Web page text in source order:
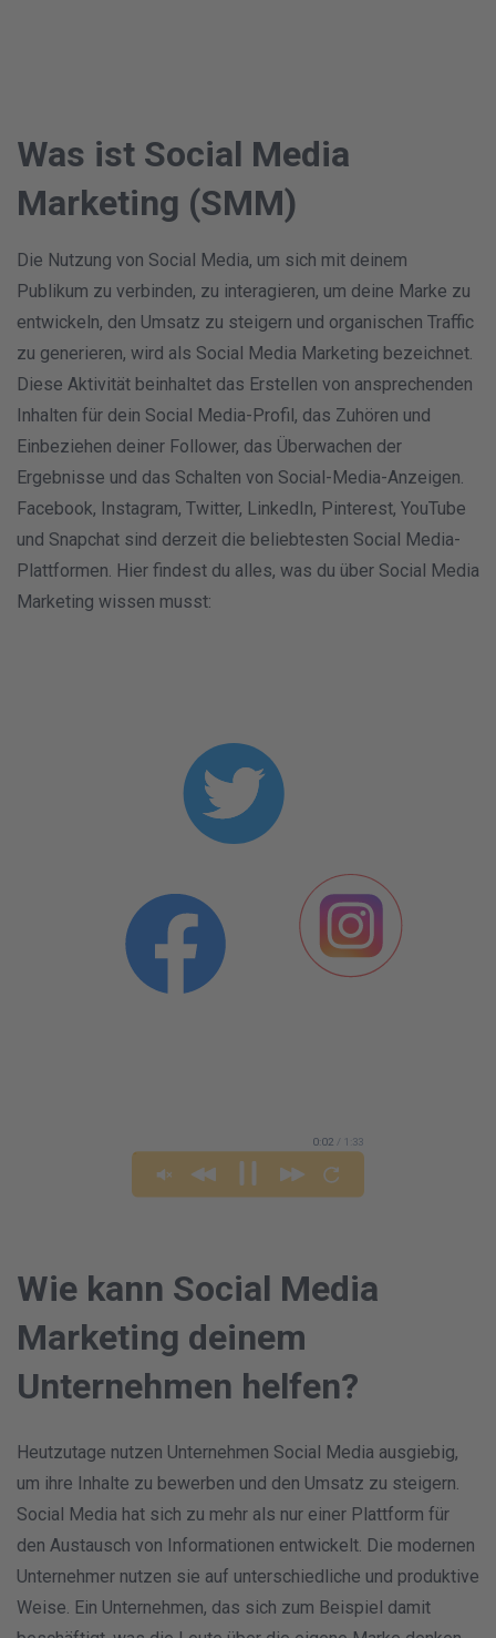
Was ist Social Media
Marketing (SMM)
Die Nutzung von Social Media, um sich mit deinem
Publikum zu verbinden, zu interagieren, um deine Marke zu
entwickeln, den Umsatz zu steigern und organischen Traffic
zu generieren, wird als Social Media Marketing bezeichnet.
Diese Aktivität beinhaltet das Erstellen von ansprechenden
Inhalten für dein Social Media-Profil, das Zuhören und
Einbeziehen deiner Follower, das Überwachen der
Ergebnisse und das Schalten von Social-Media-Anzeigen.
Facebook, Instagram, Twitter, LinkedIn, Pinterest, YouTube
und Snapchat sind derzeit die beliebtesten Social Media-
Plattformen. Hier findest du alles, was du über Social Media
Marketing wissen musst:
0:03 / 1:33
Wie kann Social Media
Marketing deinem
Unternehmen helfen?
Heutzutage nutzen Unternehmen Social Media ausgiebig,
um ihre Inhalte zu bewerben und den Umsatz zu steigern.
Social Media hat sich zu mehr als nur einer Plattform für
den Austausch von Informationen entwickelt. Die modernen
Unternehmer nutzen sie auf unterschiedliche und produktive
Weise. Ein Unternehmen, das sich zum Beispiel damit